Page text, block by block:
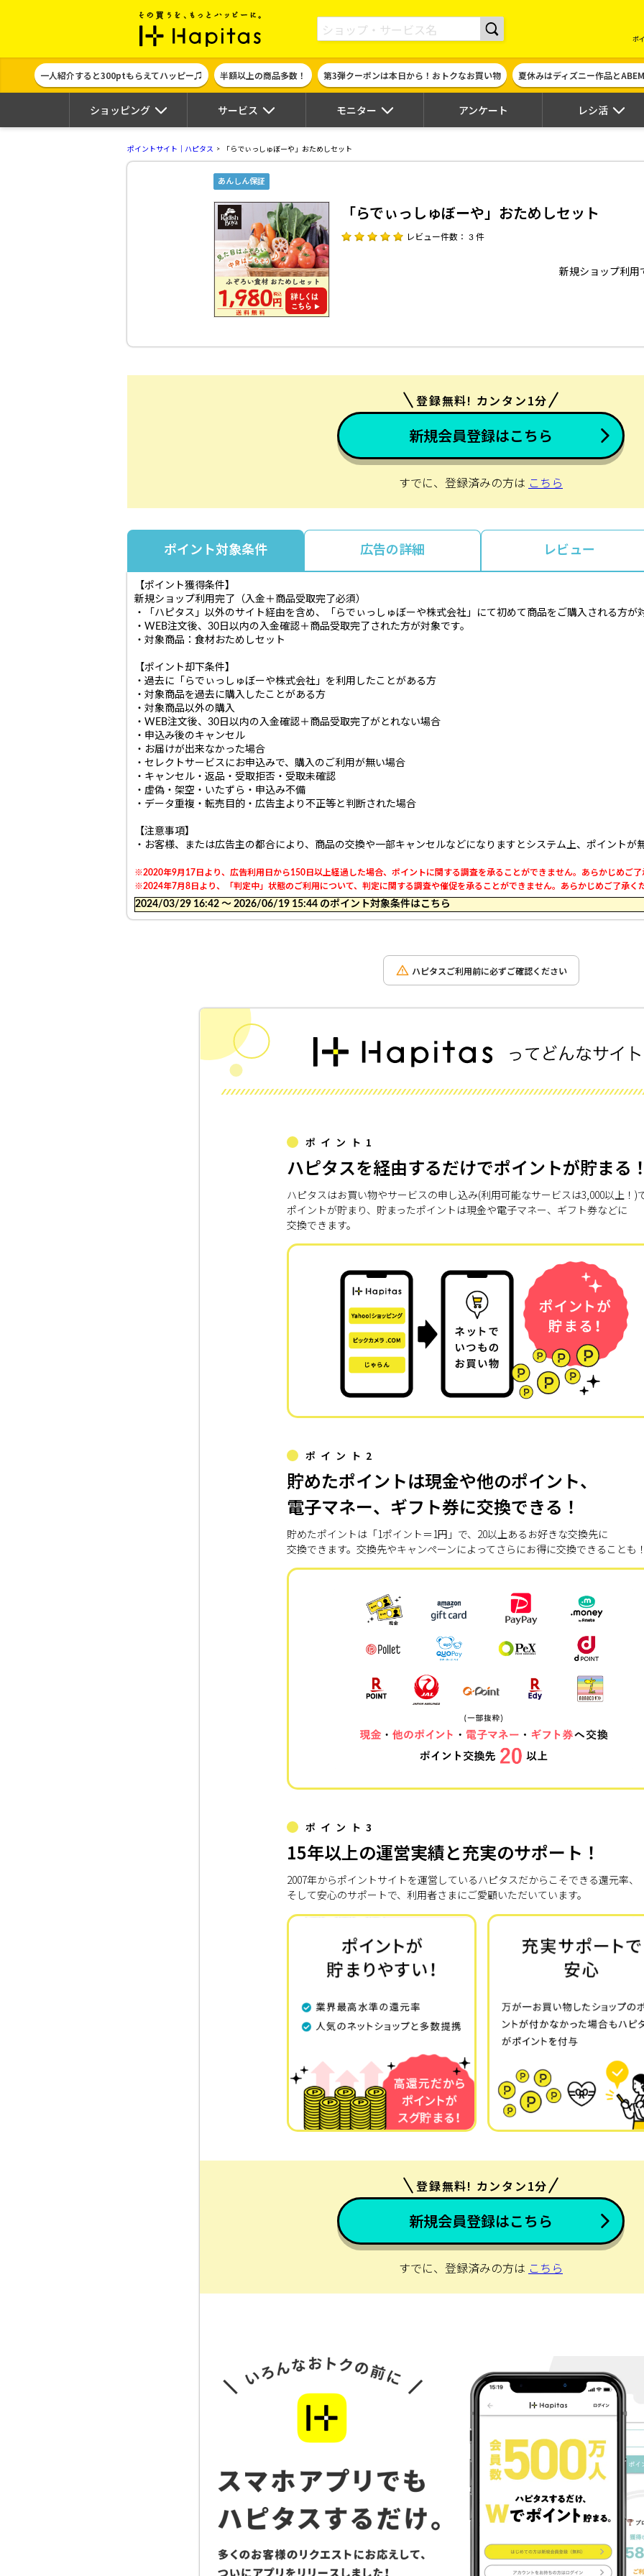
ポイント貯めて現金やギフト券に交換できるポイントサイト | ハピタス
ポ
一人紹介すると300ptもらえてハッピー♫ 半額以上の商品多数！ 第3弾クーポンは本日から！おトクなお買い物 夏休みはディズニー作品と
ショッピング サービス モニター アンケート レシ活
ポイントサイト｜ハピタス 「らでぃっしゅぼーや」おためしセット
あんしん保証
「らでぃっしゅぼーや」おためしセット
レビュー件数： 3 件
新規ショップ利用
登録無料! カンタン1分
新規会員登録はこちら
すでに、登録済みの方は こちら
ポイント対象条件 広告の詳細 レビュー
【ポイント獲得条件】
新規ショップ利用完了（入金＋商品受取完了必須）
・「ハピタス」以外のサイト経由を含め、「らでぃっしゅぼーや株式会社」にて初めて商品をご購入される方が
・WEB注文後、30日以内の入金確認＋商品受取完了された方が対象です。
・対象商品：食材おためしセット
【ポイント却下条件】
・過去に「らでぃっしゅぼーや株式会社」を利用したことがある方
・対象商品を過去に購入したことがある方
・対象商品以外の購入
・WEB注文後、30日以内の入金確認＋商品受取完了がとれない場合
・申込み後のキャンセル
・お届けが出来なかった場合
・セレクトサービスにお申込みで、購入のご利用が無い場合
・キャンセル・返品・受取拒否・受取未確認
・虚偽・架空・いたずら・申込み不備
・データ重複・転売目的・広告主より不正等と判断された場合
【注意事項】
・お客様、または広告主の都合により、商品の交換や一部キャンセルなどになりますとシステム上、ポイントが
※2020年9月17日より、広告利用日から150日以上経過した場合、ポイントに関する調査を承ることができません。あらかじめご了
※2024年7月8日より、「判定中」状態のご利用について、判定に関する調査や催促を承ることができません。あらかじめご了承く
2024/03/29 16:42 〜 2026/06/19 15:44 のポイント対象条件はこちら
ハピタスご利用前に必ずご確認ください
ポイント1
ハピタスを経由するだけでポイントが貯まる
ハピタスはお買い物やサービスの申し込み(利用可能なサービスは3,000以上！)
ポイントが貯まり、貯まったポイントは現金や電子マネー、ギフト券などに
交換できます。
ポイント2
貯めたポイントは現金や他のポイント、
電子マネー、ギフト券に交換できる！
貯めたポイントは「1ポイント＝1円」で、20以上あるお好きな交換先に
交換できます。交換先やキャンペーンによってさらにお得に交換できることも
ポイント3
15年以上の運営実績と充実のサポート！
2007年からポイントサイトを運営しているハピタスだからこそできる還元率、
そして安心のサポートで、利用者さまにご愛顧いただいています。
登録無料! カンタン1分
新規会員登録はこちら
すでに、登録済みの方は こちら